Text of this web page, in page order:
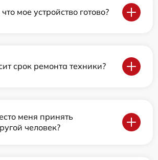
мое устройство готово?
срок ремонта техники?
меня принять
человек?